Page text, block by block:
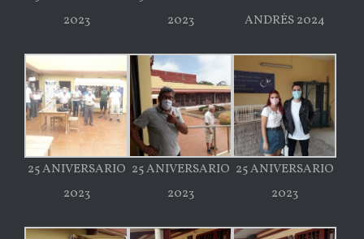
2023
2023
ANDRÉS 2024
25 ANIVERSARIO
2023
25 ANIVERSARIO
2023
25 ANIVERSARIO
2023